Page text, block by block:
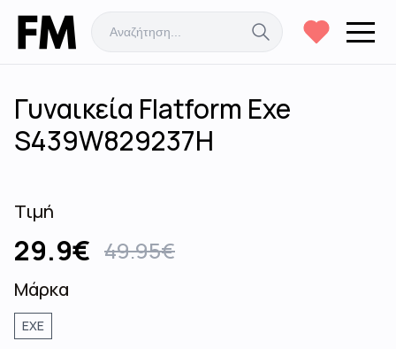
Γυναικεία Flatform Exe
S439W829237H
Τιμή
29.9€ 49.95€
Μάρκα
EXE